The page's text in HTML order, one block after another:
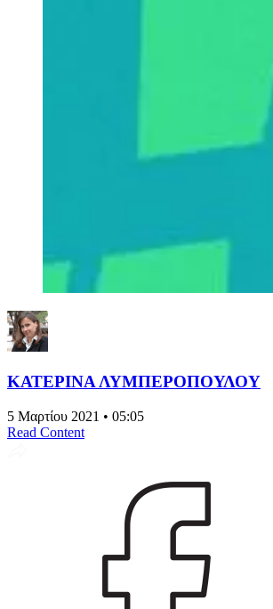
ΚΑΤΕΡΙΝΑ ΛΥΜΠΕΡΟΠΟΥΛΟΥ
5 Μαρτίου 2021 • 05:05
Read Content